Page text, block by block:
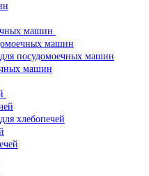
машин
машин
посудомоечных машин
машин
хлебопечей